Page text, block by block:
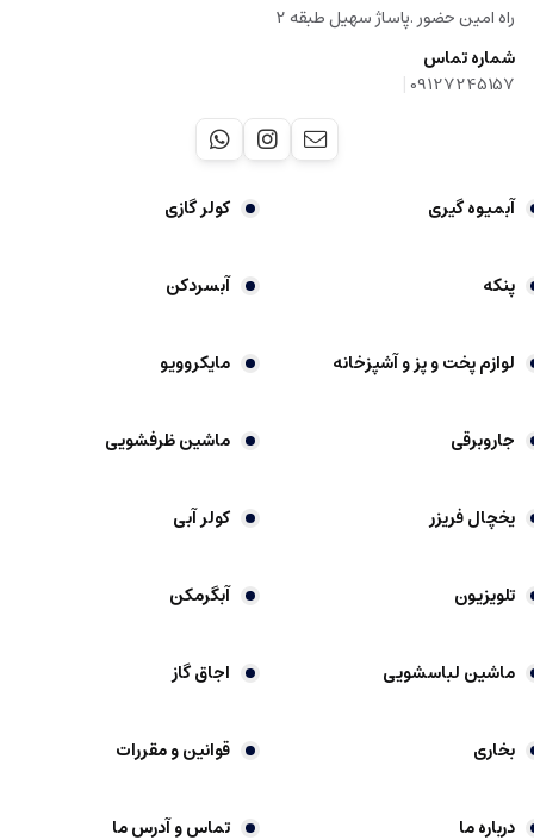
راه امین حضور .پاساژ سهیل طبقه 2
شماره تماس
09127245157
|
آبمیوه گیری کولر گازی
پنکه آبسردکن
لوازم پخت و پز و آشپزخانه مایکروویو
جاروبرقی ماشین ظرفشویی
یخچال فریزر کولر آبی
تلویزیون آبگرمکن
ماشین لباسشویی اجاق گاز
بخاری قوانین و مقررات
درباره ما تماس و آدرس ما